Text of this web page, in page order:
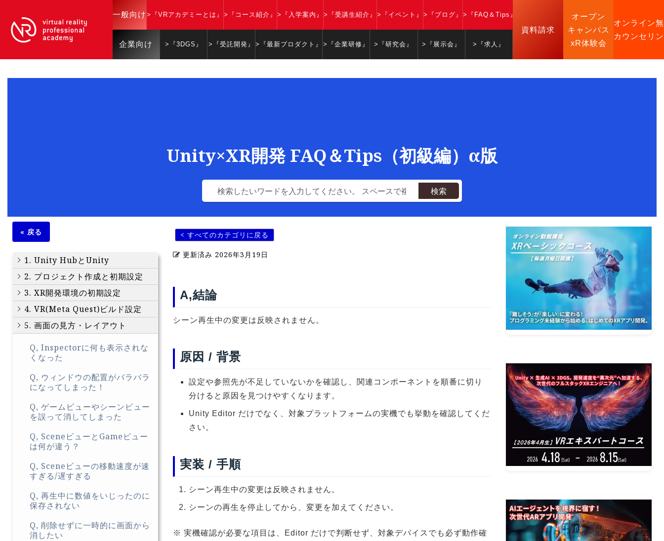
一般向け >『VRアカデミーとは』 >『コース紹介』 >『入学案内』 >『受講生紹介』 >『イベント』 >『ブログ』 >『FAQ＆Tips』
企業向け >『3DGS』 >『受託開発』 >『最新プロダクト』 >『企業研修』 >『研究会』 >『展示会』 >『求人』
資料請求
オープン
キャンパス
xR体験会
オンライン
カウンセリ
Unity×XR開発 FAQ＆Tips（初級編）α版
検索
« 戻る
1. Unity HubとUnity
2. プロジェクト作成と初期設定
3. XR開発環境の初期設定
4. VR(Meta Quest)ビルド設定
5. 画面の見方・レイアウト
Q, Inspectorに何も表示されな
くなった
Q, ウィンドウの配置がバラバラ
になってしまった！
Q, ゲームビューやシーンビュー
を誤って消してしまった
Q, SceneビューとGameビュー
は何が違う？
Q, Sceneビューの移動速度が速
すぎる/遅すぎる
Q, 再生中に数値をいじったのに
保存されない
Q, 削除せずに一時的に画面から
消したい
< すべてのカテゴリに戻る
更新済み 2026年3月19日
A,結論
シーン再生中の変更は反映されません。
原因 / 背景
設定や参照先が不足していないかを確認し、関連コンポーネントを順番に切り
分けると原因を見つけやすくなります。
Unity Editor だけでなく、対象プラットフォームの実機でも挙動を確認してくだ
さい。
実装 / 手順
シーン再生中の変更は反映されません。
シーンの再生を停止してから、変更を加えてください。
※ 実機確認が必要な項目は、Editor だけで判断せず、対象デバイスでも必ず動作確